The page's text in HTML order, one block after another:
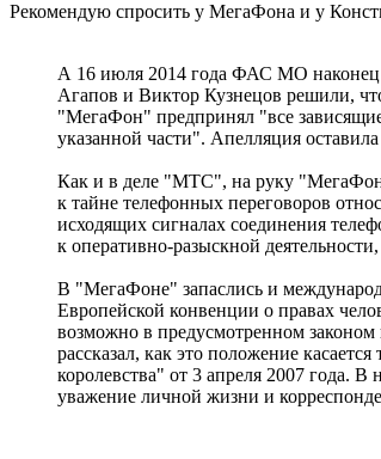
Рекомендую спросить у МегаФона и у
А 16 июля 2014 года ФАС МО наконец
Агапов и Виктор Кузнецов решили,
"МегаФон" предпринял "все
указанной части". Апелляция
Как и в деле "МТС", на руку
к тайне телефонных переговоров
исходящих сигналах соединения
к оперативно-разыскной
В "МегаФоне" запаслись и
Европейской конвенции о правах
возможно в предусмотренном законом
рассказал, как это положение
королевства" от 3 апреля 2007 года.
уважение личной жизни и